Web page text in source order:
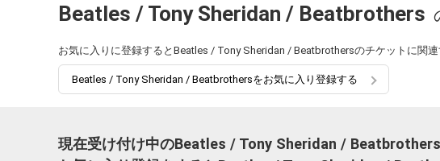
Beatles / Tony Sheridan / Beatbrothers
お気に入りに登録するとBeatles / Tony Sheridan / Beatbrothersのチケットに関
Beatles / Tony Sheridan / Beatbrothersをお気に入り登録する
現在受け付け中のBeatles / Tony Sheridan / Beatbrothers